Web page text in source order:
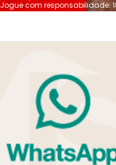
Jogue com responsabilidade.